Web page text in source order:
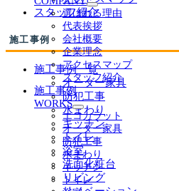
サ
ブ
メ
ニ
ュ
ー
を
展
開
選ばれる理由
代表挨拶
会社概要
企業理念
アクセスマップ
スタッフ紹介
施工事例
WORKS
サ
ブ
メ
ニ
ュ
ー
エコカラット
オーダー家具
防犯工事
水まわり
キッチン
トイレ
スタッフ紹介
施工事例
施工事例一覧
オーダー家具
防犯工事
水まわり
キッチン
トイレ
浴室
洗面化粧台
リビング